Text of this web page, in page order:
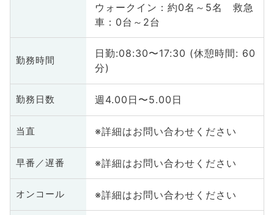
ウォークイン：約0名～5名 救急
車：0台～2台
勤務時間
日勤:08:30〜17:30 (休憩時間: 60
分)
勤務日数 週4.00日〜5.00日
当直 ※詳細はお問い合わせください
早番／遅番 ※詳細はお問い合わせください
オンコール ※詳細はお問い合わせください